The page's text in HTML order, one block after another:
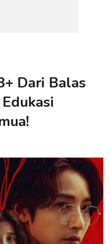
Dari Balas